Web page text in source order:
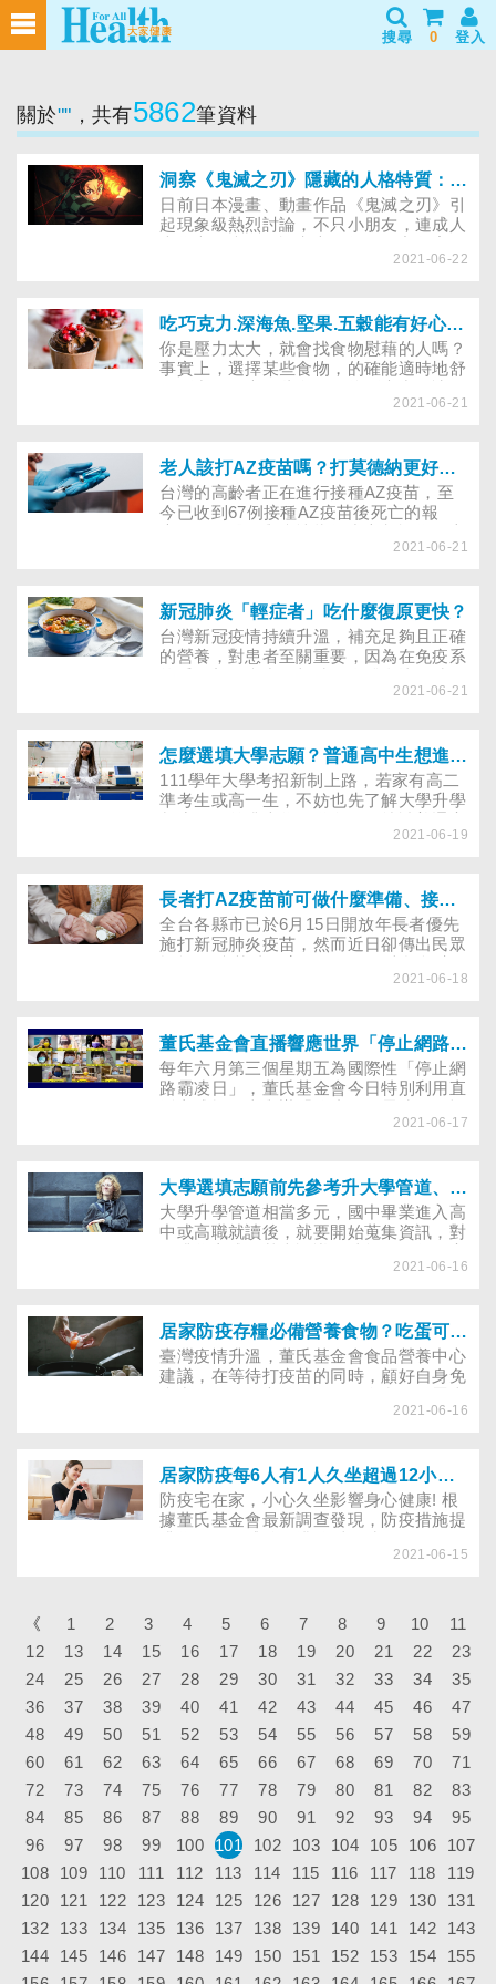
搜尋 0 登入
關於"" ，共有5862筆資料
洞察《鬼滅之刃》隱藏的人格特質：竈門炭治郎5種愛的語言
日前日本漫畫、動畫作品《鬼滅之刃》引
起現象級熱烈討論，不只小朋友，連成人
炭治郎身上感受到源源不絕的正向能量，
也不例外。以下內容摘錄自《洞察鬼滅之
刃暗藏的心理現象》
2021-06-22
吃巧克力.深海魚.堅果.五穀能有好心情？吃錯則更憂鬱？
你是壓力太大，就會找食物慰藉的人嗎？
事實上，選擇某些食物，的確能適時地舒
充滿活力？甜蜜的糖果、誘人的蛋糕、令
人一股快樂與幸福感，但吃甜食真的有抗
憂鬱的作用嗎？什麼食物可以讓人心情愉
快，遠離憂鬱？
2021-06-21
老人該打AZ疫苗嗎？打莫德納更好？專家建議這樣評估
台灣的高齡者正在進行接種AZ疫苗，至
今已收到67例接種AZ疫苗後死亡的報
與疫苗沒有直接相關。專家反而強調確實
他種類的疫苗，是否各有不同的風險、可
能的副作用，哪些是可以事先預防的呢？
2021-06-21
新冠肺炎「輕症者」吃什麼復原更快？
台灣新冠疫情持續升溫，補充足夠且正確
的營養，對患者至關重要，因為在免疫系
虛弱。任何吃、喝下肚的食物，都會對健
慢，以下飲食撇步供新冠肺炎的輕症、無
症狀者參考
2021-06-21
怎麼選填大學志願？普通高中生想進科技大學，可考慮這些管道
111學年大學考招新制上路，若家有高二
準考生或高一生，不妨也先了解大學升學
中的學生，除繁星推薦、參加學測等管道
技術為主的科技大學就讀。
2021-06-19
長者打AZ疫苗前可做什麼準備、接種後注意什麼？誰應暫緩打疫苗？
全台各縣市已於6月15日開放年長者優先
施打新冠肺炎疫苗，然而近日卻傳出民眾
從首日的六成降至47％。許多長者猶豫要
於弊，內心十分掙扎。究竟哪些族群較不
適合打疫苗？接種前應注意哪些事項？打
疫苗後應留意什麼？
2021-06-18
董氏基金會直播響應世界「停止網路霸凌日」 ：預防網路霸凌傷害，按鍵前THINK！
每年六月第三個星期五為國際性「停止網
路霸凌日」，董氏基金會今日特別利用直
者會，有多所學校代表及藝人五熊、蔡阿
2021-06-17
大學選填志願前先參考升大學管道、探索校系平台，找出最有利方向！
大學升學管道相當多元，國中畢業進入高
中或高職就讀後，就要開始蒐集資訊，對
中或高職生涯，針對各管道要求進行準
選填志願與生活規劃的參考。
2021-06-16
居家防疫存糧必備營養食物？吃蛋可提升自我免疫力
臺灣疫情升溫，董氏基金會食品營養中心
建議，在等待打疫苗的同時，顧好自身免
攝取優良的蛋白質，增加人體抗體，若一
2021-06-16
居家防疫每6人有1人久坐超過12小時 別讓久坐提高憂鬱焦慮、心血管疾病
防疫宅在家，小心久坐影響身心健康! 根
據董氏基金會最新調查發現，防疫措施提
56.9%民眾平均每日坐著時間超過8小時
「擔心」佔最多，其次為「平靜」、焦慮
2021-06-15
《 1 2 3 4 5 6 7 8 9 10
11
12
13 14 15 16 17 18 19 20 21 22
23
24
25 26 27 28 29 30 31 32 33 34
35
36
37 38 39 40 41 42 43 44 45 46
47
48
49 50 51 52 53 54 55 56 57 58
59
60
61 62 63 64 65 66 67 68 69 70
71
72
73 74 75 76 77 78 79 80 81 82
83
84
85 86 87 88 89 90 91 92 93 94
95
96
97 98 99 100 101 102 103 104 105 106
107
108
109 110 111 112 113 114 115 116 117 118
119
120
121 122 123 124 125 126 127 128 129 130
131
132
133 134 135 136 137 138 139 140 141 142
143
144
145 146 147 148 149 150 151 152 153 154
155